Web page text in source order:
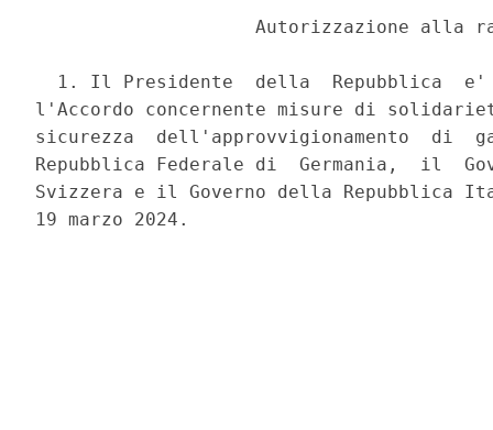
Autorizzazione alla
1. Il Presidente  della  Repubblica
l'Accordo concernente misure di
sicurezza  dell'approvvigionamento  di
Repubblica Federale di  Germania,  il
Svizzera e il Governo della